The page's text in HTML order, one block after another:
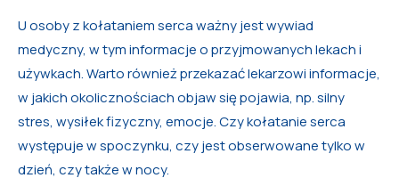
U osoby z kołataniem serca ważny jest wywiad
medyczny, w tym informacje o przyjmowanych lekach i
używkach. Warto również przekazać lekarzowi informacje,
w jakich okolicznościach objaw się pojawia, np. silny
stres, wysiłek fizyczny, emocje. Czy kołatanie serca
występuje w spoczynku, czy jest obserwowane tylko w
dzień, czy także w nocy.